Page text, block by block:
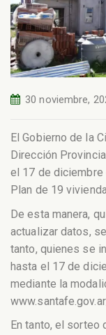
30 noviembre,
El Gobierno de la
Dirección
el 17 de diciembre
Plan de 19
De esta manera,
actualizar datos,
tanto, quienes se
hasta el 17 de
mediante la
En tanto, el